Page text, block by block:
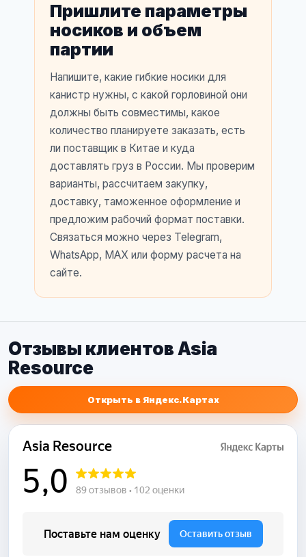
Пришлите параметры
носиков и объем
партии
Напишите, какие гибкие носики для
канистр нужны, с какой горловиной они
должны быть совместимы, какое
количество планируете заказать, есть
ли поставщик в Китае и куда
доставлять груз в России. Мы проверим
варианты, рассчитаем закупку,
доставку, таможенное оформление и
предложим рабочий формат поставки.
Связаться можно через Telegram,
WhatsApp, MAX или форму расчета на
сайте.
Отзывы клиентов Asia
Resource
Открыть в Яндекс.Картах